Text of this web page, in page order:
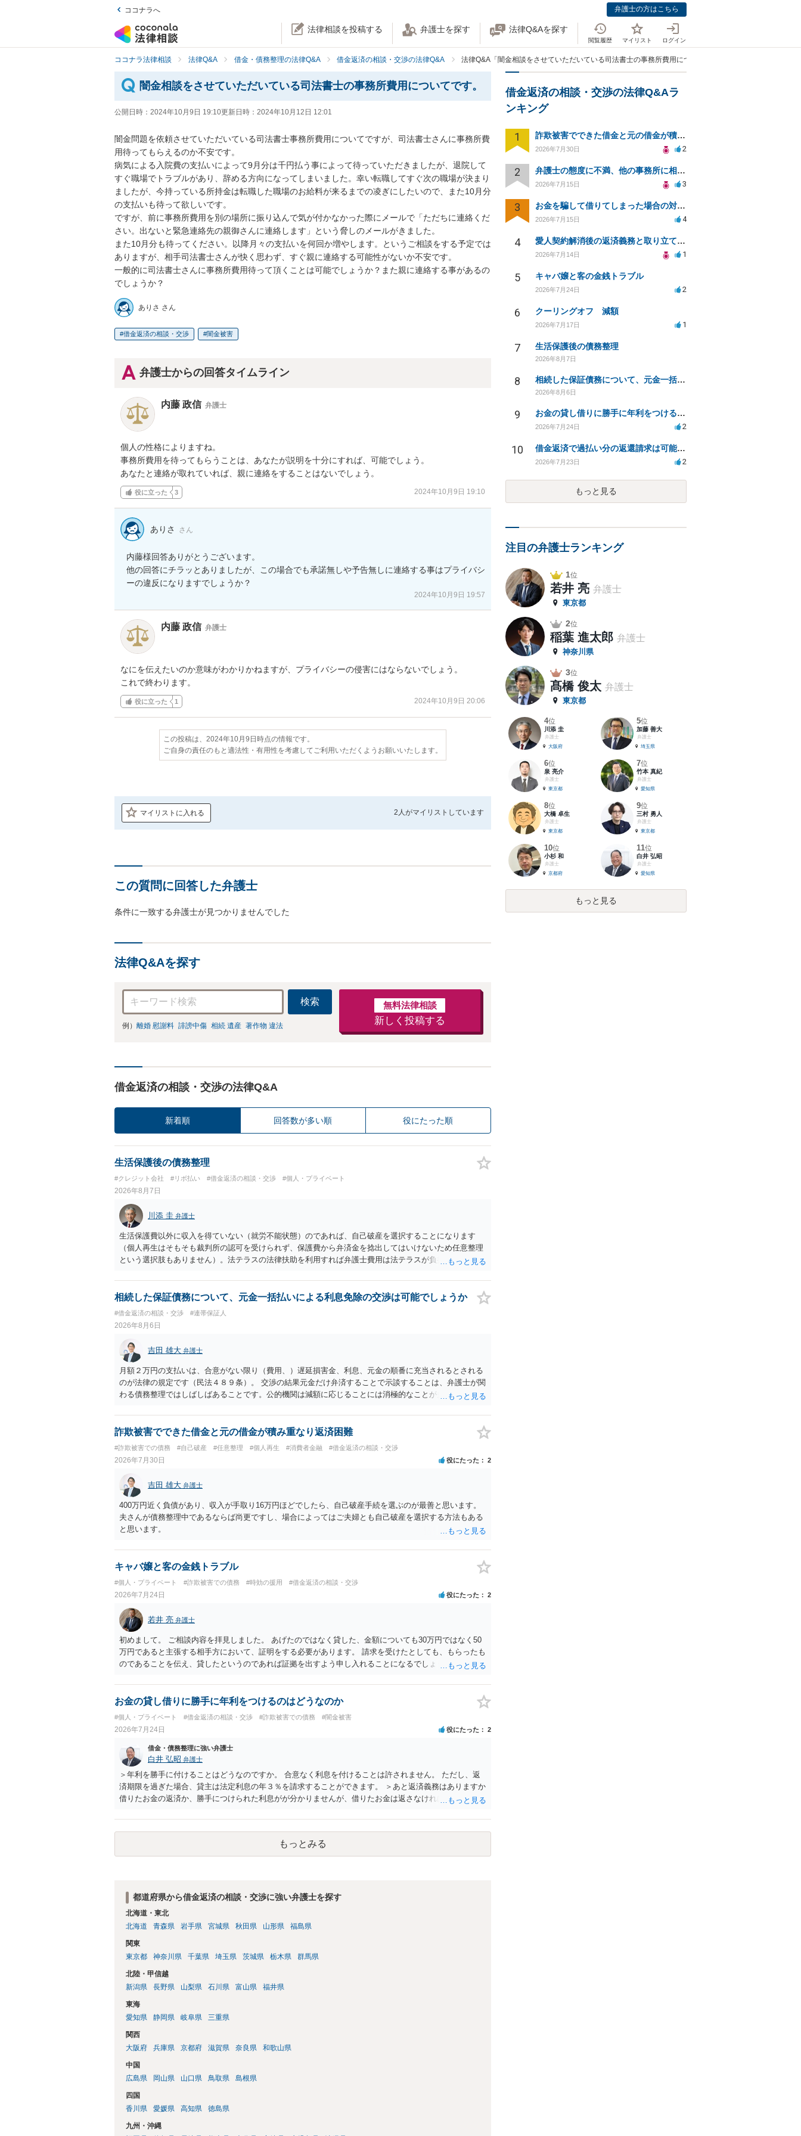
ココナラへ 弁護士の方はこちら
法律相談を投稿する 弁護士を探す 法律Q&Aを探す
閲覧履歴 マイリスト ログイン
ココナラ法律相談 法律Q&A 借金・債務整理の法律Q&A 借金返済の相談・交渉の法律Q&A 法律Q&A「闇金相談をさせていただいている司法書士の事務所費用についてです。」
闇金相談をさせていただいている司法書士の事務所費用についてです。
公開日時： 2024年10月9日 19:10更新日時： 2024年10月12日 12:01
闇金問題を依頼させていただいている司法書士事務所費用についてですが、司法書士さんに事務所費
用待ってもらえるのか不安です。
病気による入院費の支払いによって9月分は千円払う事によって待っていただきましたが、退院して
すぐ職場でトラブルがあり、辞める方向になってしまいました。幸い転職してすぐ次の職場が決まり
ましたが、今持っている所持金は転職した職場のお給料が来るまでの凌ぎにしたいので、また10月分
の支払いも待って欲しいです。
ですが、前に事務所費用を別の場所に振り込んで気が付かなかった際にメールで「ただちに連絡くだ
さい。出ないと緊急連絡先の親御さんに連絡します」という脅しのメールがきました。
また10月分も待ってください。以降月々の支払いを何回か増やします。というご相談をする予定では
ありますが、相手司法書士さんが快く思わず、すぐ親に連絡する可能性がないか不安です。
一般的に司法書士さんに事務所費用待って頂くことは可能でしょうか？また親に連絡する事があるの
でしょうか？
ありさ さん
借金返済の相談・交渉 闇金被害
弁護士からの回答タイムライン
内藤 政信 弁護士
個人の性格によりますね。
事務所費用を待ってもらうことは、あなたが説明を十分にすれば、可能でしょう。
あなたと連絡が取れていれば、親に連絡をすることはないでしょう。
役に立った 3 2024年10月9日 19:10
ありさ さん
内藤様回答ありがとうございます。
他の回答にチラッとありましたが、この場合でも承諾無しや予告無しに連絡する事はプライバシ
ーの違反になりますでしょうか？
2024年10月9日 19:57
内藤 政信 弁護士
なにを伝えたいのか意味がわかりかねますが、プライバシーの侵害にはならないでしょう。
これで終わります。
役に立った 1 2024年10月9日 20:06
この投稿は、2024年10月9日時点の情報です。
ご自身の責任のもと適法性・有用性を考慮してご利用いただくようお願いいたします。
マイリストに入れる 2人がマイリストしています
この質問に回答した弁護士
条件に一致する弁護士が見つかりませんでした
法律Q&Aを探す
検索
例） 離婚 慰謝料 誹謗中傷 相続 遺産 著作物 違法
無料法律相談
新しく投稿する
借金返済の相談・交渉の法律Q&A
新着順 回答数が多い順 役にたった順
生活保護後の債務整理
#クレジット会社 #リボ払い #借金返済の相談・交渉 #個人・プライベート
2026年8月7日
川添 圭 弁護士
生活保護費以外に収入を得ていない（就労不能状態）のであれば、自己破産を選択することになります
（個人再生はそもそも裁判所の認可を受けられず、保護費から弁済金を捻出してはいけないため任意整理
という選択肢もありません）。法テラスの法律扶助を利用すれば弁護士費用は法テラスが負担し、裁判所
相続した保証債務について、元金一括払いによる利息免除の交渉は可能でしょうか
#借金返済の相談・交渉 #連帯保証人
2026年8月6日
吉田 雄大 弁護士
月額２万円の支払いは、合意がない限り（費用、）遅延損害金、利息、元金の順番に充当されるとされる
のが法律の規定です（民法４８９条）。 交渉の結果元金だけ弁済することで示談することは、弁護士が関
わる債務整理ではしばしばあることです。公的機関は減額に応じることには消極的なことが多いものの、
詐欺被害でできた借金と元の借金が積み重なり返済困難
#詐欺被害での債務 #自己破産 #任意整理 #個人再生 #消費者金融 #借金返済の相談・交渉
2026年7月30日 役にたった 2
吉田 雄大 弁護士
400万円近く負債があり、収入が手取り16万円ほどでしたら、自己破産手続を選ぶのが最善と思います。
夫さんが債務整理中であるならば尚更ですし、場合によってはご夫婦とも自己破産を選択する方法もある
と思います。
キャバ嬢と客の金銭トラブル
#個人・プライベート #詐欺被害での債務 #時効の援用 #借金返済の相談・交渉
2026年7月24日 役にたった 2
若井 亮 弁護士
初めまして。 ご相談内容を拝見しました。 あげたのではなく貸した、金額についても30万円ではなく50
万円であると主張する相手方において、証明をする必要があります。 請求を受けたとしても、もらったも
のであることを伝え、貸したというのであれば証拠を出すよう申し入れることになるでしょう。 請求があ
お金の貸し借りに勝手に年利をつけるのはどうなのか
#個人・プライベート #借金返済の相談・交渉 #詐欺被害での債務 #闇金被害
2026年7月24日 役にたった 2
借金・債務整理に強い弁護士
白井 弘昭 弁護士
＞年利を勝手に付けることはどうなのですか。 合意なく利息を付けることは許されません。 ただし、返
済期限を過ぎた場合、貸主は法定利息の年３％を請求することができます。 ＞あと返済義務はありますか
借りたお金の返済か、勝手につけられた利息がが分かりませんが、借りたお金は返さなければいけません
もっとみる
都道府県から借金返済の相談・交渉に強い弁護士を探す
北海道・東北
北海道
青森県 岩手県 宮城県 秋田県 山形県 福島県
関東
東京都
神奈川県 千葉県 埼玉県 茨城県 栃木県 群馬県
北陸・甲信越
新潟県
長野県 山梨県 石川県 富山県 福井県
東海
愛知県
静岡県 岐阜県 三重県
関西
大阪府
兵庫県 京都府 滋賀県 奈良県 和歌山県
中国
広島県
岡山県 山口県 鳥取県 島根県
四国
香川県
愛媛県 高知県 徳島県
九州・沖縄
借金返済の相談・交渉の法律Q&Aラ
ンキング
1 詐欺被害でできた借金と元の借金が積み重なり返済困難
2026年7月30日 2
2 弁護士の態度に不満、他の事務所に相談すべきか？
2026年7月15日 3
3 お金を騙して借りてしまった場合の対処法と今後の対応策
2026年7月15日 4
4 愛人契約解消後の返済義務と取り立て行為の合法性は？
2026年7月14日 1
5 キャバ嬢と客の金銭トラブル
2026年7月24日 2
6 クーリングオフ 減額
2026年7月17日 1
7 生活保護後の債務整理
2026年8月7日
8 相続した保証債務について、元金一括払いによる利息免除の交渉は可能でしょうか
2026年8月6日
9 お金の貸し借りに勝手に年利をつけるのはどうなのか
2026年7月24日 2
10 借金返済で過払い分の返還請求は可能か？証拠不十分でも弁護士に相談したい
2026年7月23日 2
もっと見る
注目の弁護士ランキング
1位
若井 亮 弁護士
東京都
2位
稲葉 進太郎 弁護士
神奈川県
3位
髙橋 俊太 弁護士
東京都
4位
川添 圭
弁護士
大阪府
5位
加藤 善大
弁護士
埼玉県
6位
泉 亮介
弁護士
東京都
7位
竹本 真紀
弁護士
愛知県
8位
大橋 卓生
弁護士
東京都
9位
三村 勇人
弁護士
東京都
10位
小杉 和
弁護士
京都府
11位
白井 弘昭
弁護士
愛知県
もっと見る